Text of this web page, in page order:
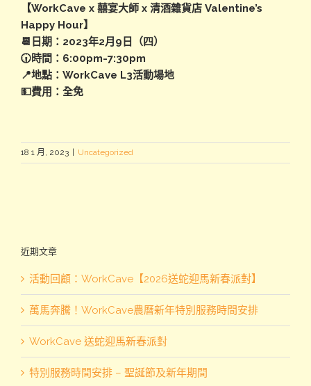
【WorkCave x 囍宴大師 x 清酒雜貨店 Valentine’s
Happy Hour】
📆日期：2023年2月9日（四）
🕡時間：6:00pm-7:30pm
📍地點：WorkCave L3活動場地
💵費用：全免
18 1 月, 2023 Uncategorized
近期文章
活動回顧：WorkCave【2026送蛇迎馬新春派對】
萬馬奔騰！WorkCave農曆新年特別服務時間安排
WorkCave 送蛇迎馬新春派對
特別服務時間安排 – 聖誕節及新年期間